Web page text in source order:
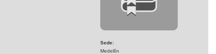
Sede:
Medellín